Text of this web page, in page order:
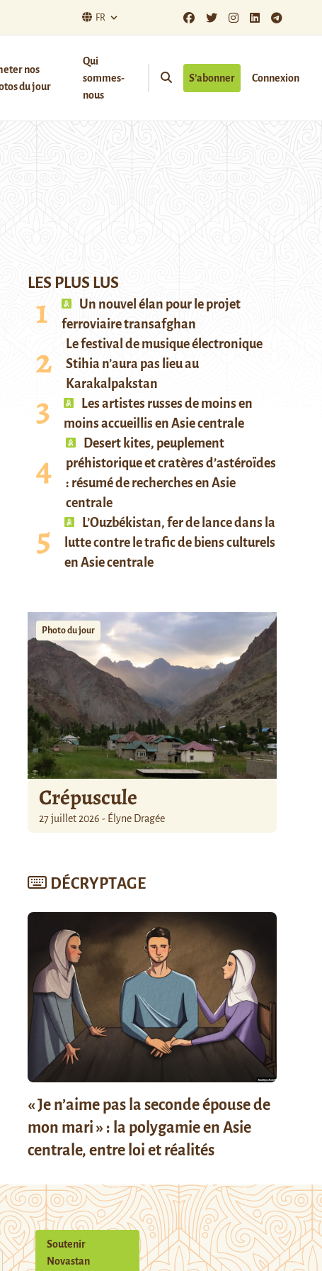
FR
nos
du jour
Qui
sommes-
nous
S’abonner Connexion
LES PLUS LUS
Un nouvel élan pour le projet
ferroviaire transafghan
Le festival de musique électronique
Stihia n’aura pas lieu au
Karakalpakstan
Les artistes russes de moins en
moins accueillis en Asie centrale
Desert kites, peuplement
préhistorique et cratères d’astéroïdes
: résumé de recherches en Asie
centrale
L’Ouzbékistan, fer de lance dans la
lutte contre le trafic de biens culturels
en Asie centrale
Photo du jour
Crépuscule
27 juillet 2026 - Élyne Dragée
DÉCRYPTAGE
« Je n’aime pas la seconde épouse de
mon mari » : la polygamie en Asie
centrale, entre loi et réalités
Soutenir
Novastan